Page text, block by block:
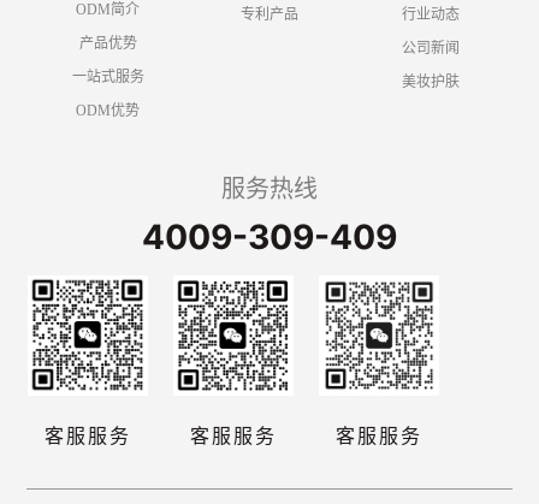
ODM简介
产品优势
一站式服务
ODM优势
专利产品
行业动态
公司新闻
美妆护肤
服务热线
4009-309-409
客服服务 客服服务 客服服务